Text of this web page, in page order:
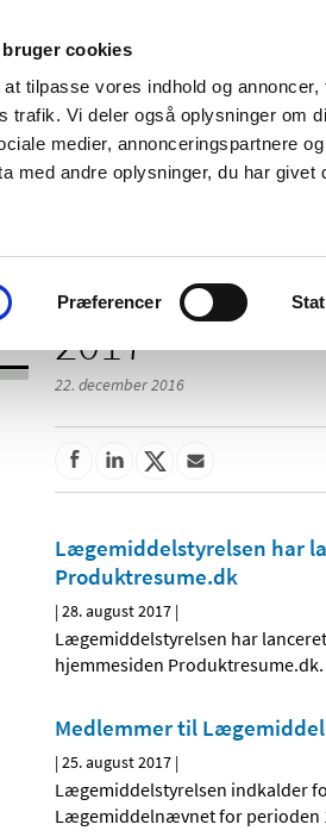
bruger cookies
tilpasse vores indhold og
trafik. Vi deler også oplysninger om
medier, annonceringspartnere
med andre oplysninger, du har
Præferencer
og
Tilskud og
2017
22. december 2016
Lægemiddelstyrelsen har
Produktresume.dk
|28. august 2017 |
Lægemiddelstyrelsen har
hjemmesiden
Medlemmer til
|25. august 2017 |
Lægemiddelstyrelsen indkalder
Lægemiddelnævnet for perioden